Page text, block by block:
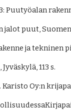
Puutyöalan
jalot puut,
ja tekninen
113 s.
Oy:n